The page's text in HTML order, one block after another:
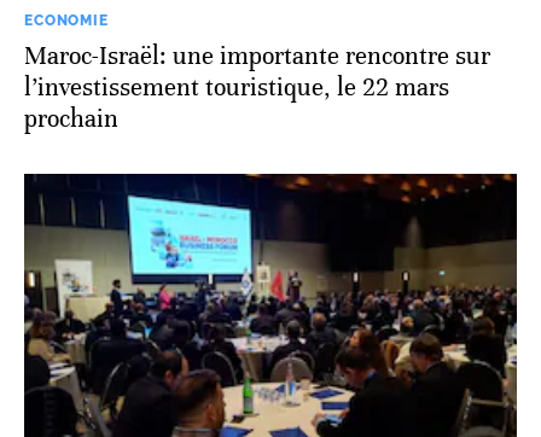
ECONOMIE
Maroc-Israël: une importante rencontre sur
l’investissement touristique, le 22 mars
prochain